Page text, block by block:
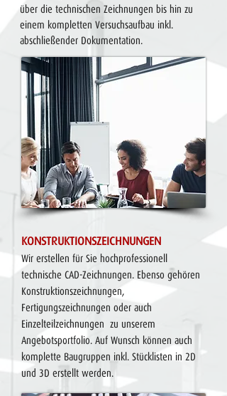
über die technischen Zeichnungen bis hin zu
einem kompletten Versuchsaufbau inkl.
abschließender Dokumentation.
​KONSTRUKTIONSZEICHNUNGEN
Wir erstellen für Sie hochprofessionell
technische CAD-Zeichnungen. Ebenso gehören
Konstruktionszeichnungen,
Fertigungszeichnungen oder auch
Einzelteilzeichnungen zu unserem
Angebotsportfolio. Auf Wunsch können auch
komplette Baugruppen inkl. Stücklisten in 2D
und 3D erstellt werden.